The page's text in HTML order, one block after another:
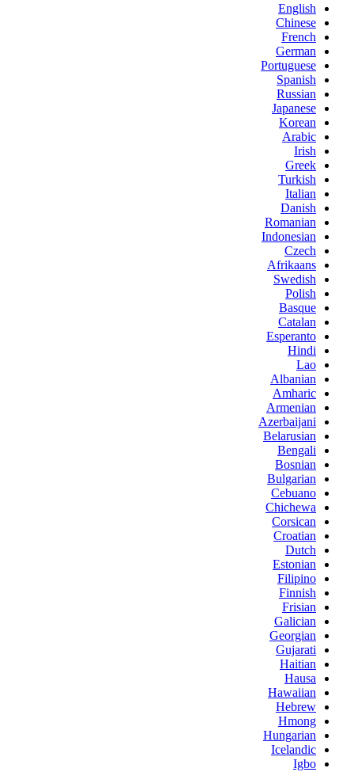
English
Chinese
French
German
Portuguese
Spanish
Russian
Japanese
Korean
Arabic
Irish
Greek
Turkish
Italian
Danish
Romanian
Indonesian
Czech
Afrikaans
Swedish
Polish
Basque
Catalan
Esperanto
Hindi
Lao
Albanian
Amharic
Armenian
Azerbaijani
Belarusian
Bengali
Bosnian
Bulgarian
Cebuano
Chichewa
Corsican
Croatian
Dutch
Estonian
Filipino
Finnish
Frisian
Galician
Georgian
Gujarati
Haitian
Hausa
Hawaiian
Hebrew
Hmong
Hungarian
Icelandic
Igbo